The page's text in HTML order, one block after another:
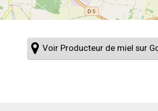
Voir Producteur de miel sur